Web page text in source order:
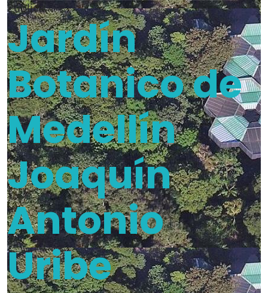
Pública
Jardín
Botanico de
Medellín
Joaquín
Antonio
Uribe